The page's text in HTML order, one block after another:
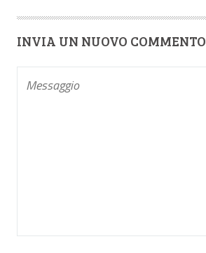
INVIA UN NUOVO COMMENTO